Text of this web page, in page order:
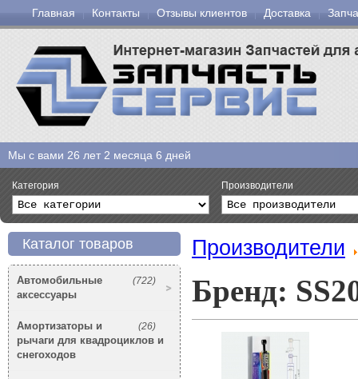
Главная Контакты Отзывы клиентов Доставка
Мы с вами 26 лет 2 месяца 6 дней
Категория Производители
Каталог товаров
(722)
Автомобильные
аксессуары
(26)
Амортизаторы и
рычаги для квадроциклов и
снегоходов
Производители
Бренд: